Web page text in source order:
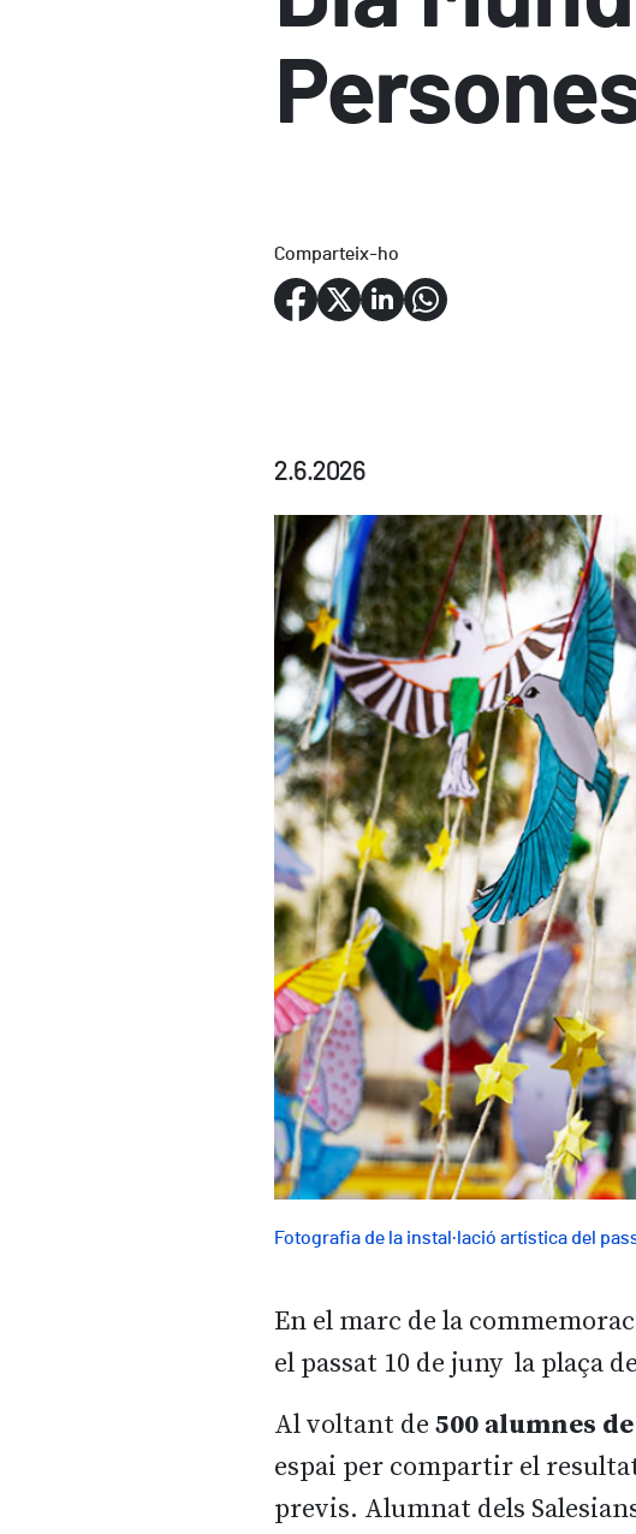
Comparteix-ho
2.6.2026
Fotografia de la instal·lació artística del
En el marc de la
el passat 10 de juny la plaça
Al voltant de 500 alumnes
espai per compartir el
previs. Alumnat dels